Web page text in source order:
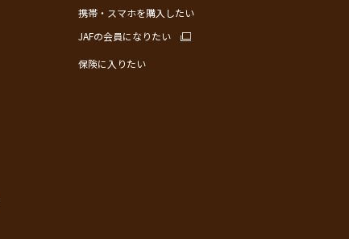
携帯・スマホを購入したい
JAFの会員になりたい
保険に入りたい